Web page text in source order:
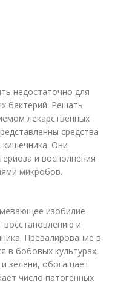
недостаточно для
бактерий. Решать
лекарственных
средства
Они
и восполнения
микробов.
изобилие
восстановлению и
Превалирование в
в бобовых культурах,
зелени, обогащает
число патогенных